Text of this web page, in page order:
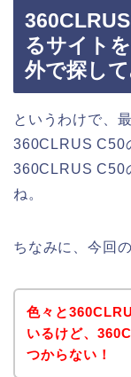
るサイト
外で探し
というわけで、
360CLRUS C50
360CLRUS C50
ね。
ちなみに、今回
色々と
いるけど、
つからない！